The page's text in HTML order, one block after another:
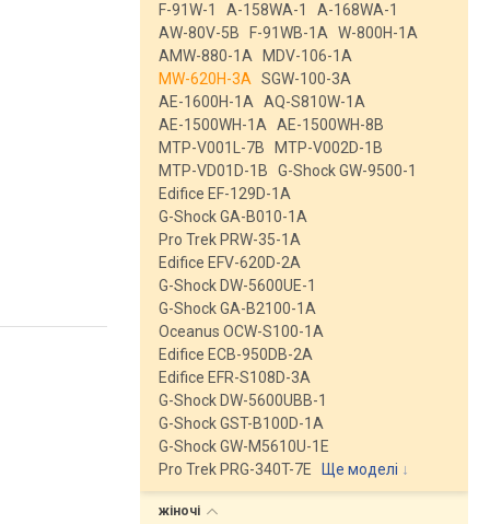
F-91W-1 A-158WA-1
A-168WA-1
AW-80V-5B
F-91WB-1A
W-800H-1A
AMW-880-1A
MDV-106-1A
MW-620H-3A
SGW-100-3A
AE-1600H-1A
AQ-S810W-1A
AE-1500WH-1A
AE-1500WH-8B
MTP-V001L-7B
MTP-V002D-1B
MTP-VD01D-1B
G-Shock GW-9500-1
Edifice EF-129D-1A
G-Shock GA-B010-1A
Pro Trek PRW-35-1A
Edifice EFV-620D-2A
G-Shock DW-5600UE-1
G-Shock GA-B2100-1A
Oceanus OCW-S100-1A
Edifice ECB-950DB-2A
Edifice EFR-S108D-3A
G-Shock DW-5600UBB-1
G-Shock GST-B100D-1A
G-Shock GW-M5610U-1E
Pro Trek PRG-340T-7E
Ще моделі ↓
жіночі